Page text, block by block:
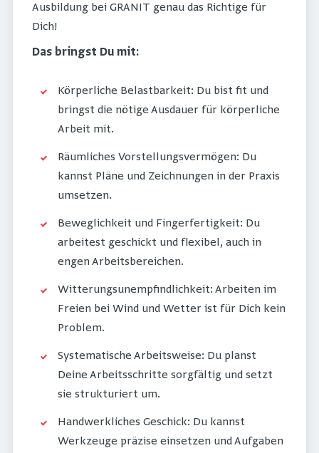
Ausbildung bei GRANIT genau das Richtige für
Dich!
Das bringst Du mit:
Körperliche Belastbarkeit: Du bist fit und
bringst die nötige Ausdauer für körperliche
Arbeit mit.
Räumliches Vorstellungsvermögen: Du
kannst Pläne und Zeichnungen in der Praxis
umsetzen.
Beweglichkeit und Fingerfertigkeit: Du
arbeitest geschickt und flexibel, auch in
engen Arbeitsbereichen.
Witterungsunempfindlichkeit: Arbeiten im
Freien bei Wind und Wetter ist für Dich kein
Problem.
Systematische Arbeitsweise: Du planst
Deine Arbeitsschritte sorgfältig und setzt
sie strukturiert um.
Handwerkliches Geschick: Du kannst
Werkzeuge präzise einsetzen und Aufgaben